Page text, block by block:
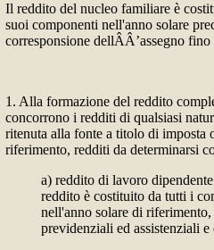
Il reddito del nucleo familiare è
suoi componenti nell'anno solare
corresponsione dellÂÂ’assegno
1. Alla formazione del reddito
concorrono i redditi di qualsiasi
ritenuta alla fonte a titolo di imposta
riferimento, redditi da determinarsi
a) reddito di lavoro
reddito è costituito da tutti i
nell'anno solare di
previdenziali ed assistenziali